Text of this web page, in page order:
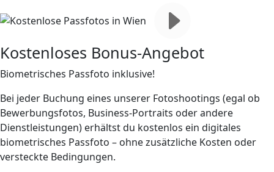
Kostenloses Bonus-Angebot
Biometrisches Passfoto inklusive!
Bei jeder Buchung eines unserer Fotoshootings (egal ob
Bewerbungsfotos, Business-Portraits oder andere
Dienstleistungen) erhältst du kostenlos ein digitales
biometrisches Passfoto – ohne zusätzliche Kosten oder
versteckte Bedingungen.